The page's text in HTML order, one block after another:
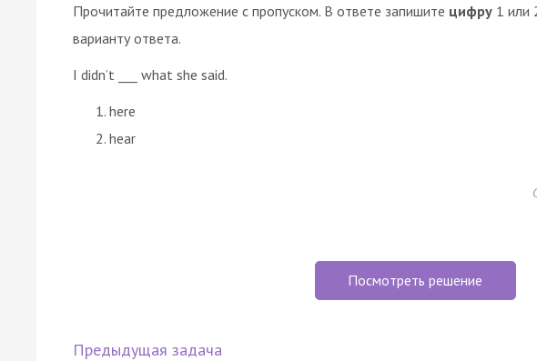
Прочитайте предложение с пропуском. В ответе запишите цифру 1 или
варианту ответа.
I didn’t ___ what she said.
here
hear
Посмотреть решение
Предыдущая задача